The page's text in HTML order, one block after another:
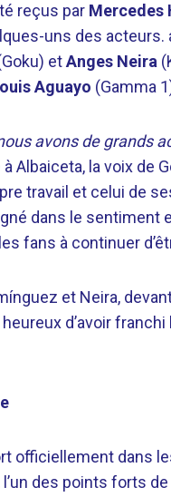
reçus par Mercedes
uns des acteurs.
etAnges Neira
Aguayo (Gamma
avons de grands
Albaiceta, la voix de
travail et celui de
dans le sentiment
fans à continuer
et Neira,
d’avoir
officiellement dans
des points forts